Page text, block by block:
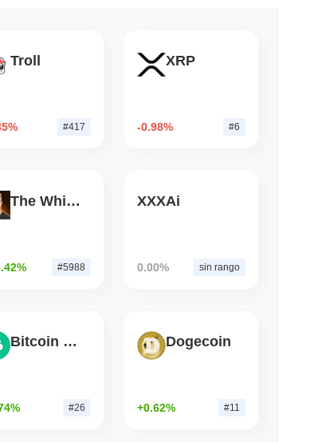
Stakeare Crypto Senza Mai
Troll
#417
XRP
-0.98% #6
The White Bull
#5988
XXXAi
0.00% sin rango
Bitcoin Cash
#26
Dogecoin
+0.62% #11